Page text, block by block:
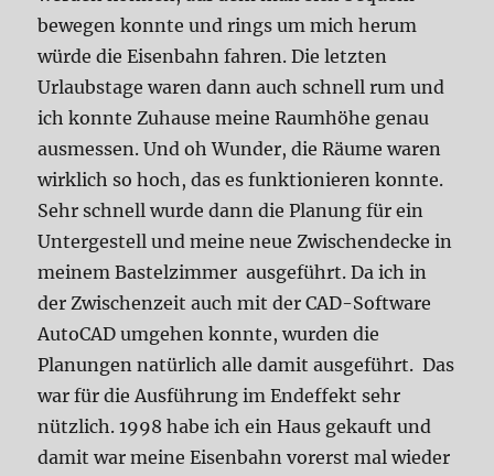
bewegen konnte und rings um mich herum
würde die Eisenbahn fahren. Die letzten
Urlaubstage waren dann auch schnell rum und
ich konnte Zuhause meine Raumhöhe genau
ausmessen. Und oh Wunder, die Räume waren
wirklich so hoch, das es funktionieren konnte.
Sehr schnell wurde dann die Planung für ein
Untergestell und meine neue Zwischendecke in
meinem Bastelzimmer ausgeführt. Da ich in
der Zwischenzeit auch mit der CAD-Software
AutoCAD umgehen konnte, wurden die
Planungen natürlich alle damit ausgeführt. Das
war für die Ausführung im Endeffekt sehr
nützlich. 1998 habe ich ein Haus gekauft und
damit war meine Eisenbahn vorerst mal wieder